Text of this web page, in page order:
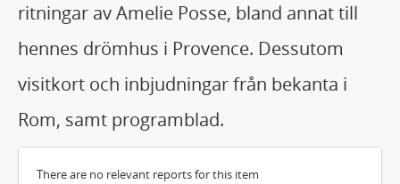
ritningar av Amelie Posse, bland annat till
hennes drömhus i Provence. Dessutom
visitkort och inbjudningar från bekanta i
Rom, samt programblad.
There are no relevant reports for this item